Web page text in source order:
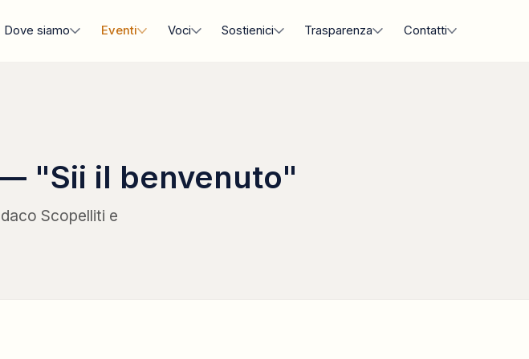
Dove siamo Eventi Voci Sostienici Trasparenza Contatti
"Sii il benvenuto"
Scopelliti e